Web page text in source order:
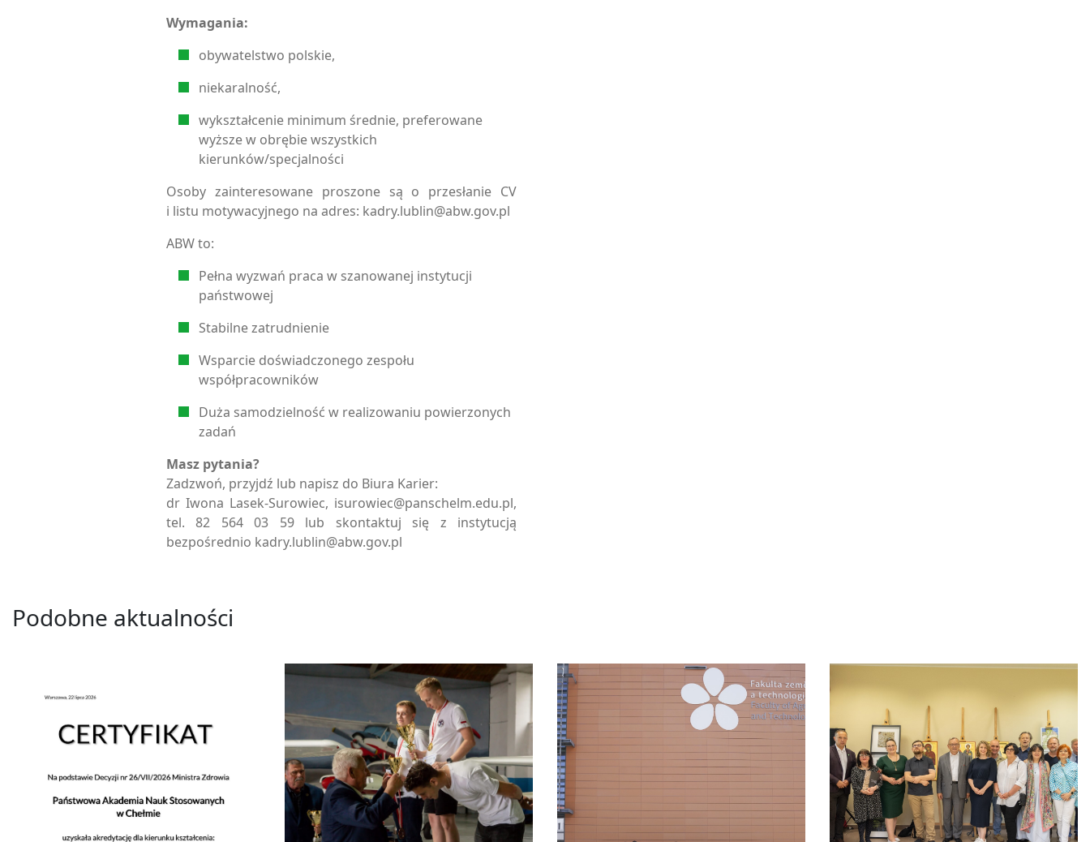
Wymagania:
obywatelstwo polskie,
niekaralność,
wykształcenie minimum średnie, preferowane
wyższe w obrębie wszystkich
kierunków/specjalności
Osoby zainteresowane proszone są o przesłanie CV
i listu motywacyjnego na adres: kadry.lublin@abw.gov.pl
ABW to:
Pełna wyzwań praca w szanowanej instytucji
państwowej
Stabilne zatrudnienie
Wsparcie doświadczonego zespołu
współpracowników
Duża samodzielność w realizowaniu powierzonych
zadań
Masz pytania?
Zadzwoń, przyjdź lub napisz do Biura Karier:
dr Iwona Lasek-Surowiec, isurowiec@panschelm.edu.pl,
tel. 82 564 03 59 lub skontaktuj się z instytucją
bezpośrednio kadry.lublin@abw.gov.pl
Podobne aktualności